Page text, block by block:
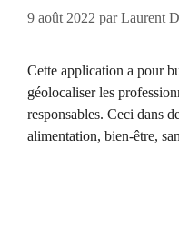
9 août 2022 parLaurent
Cette application a pour
géolocaliser les
responsables. Ceci dans
alimentation, bien-être,